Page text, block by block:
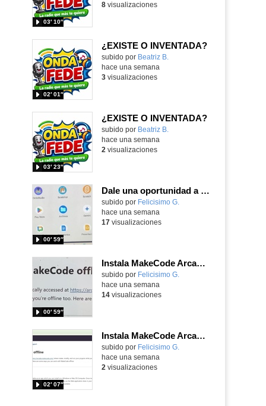
03′ 10″
8visualizaciones
¿EXISTE O INVENTADA?
Contenido educativo.
subido por Beatriz B.
02′ 01″
hace una semana
3visualizaciones
¿EXISTE O INVENTADA?
Contenido educativo.
subido por Beatriz B.
03′ 23″
hace una semana
2 visualizaciones
Dale una oportunidad a los Chromebooks y utiliza un proyector para realizar talleres si no tienes pantallas táctiles
Contenido educativo.
subido por Felicisimo G.
00′ 59″
hace una semana
17visualizaciones
Instala MakeCode Arcade para trabajar offline en tu tablet, ordenador, Chromebook
Contenido educativo.
subido por Felicisimo G.
00′ 59″
hace una semana
14visualizaciones
Instala MakeCode Arcade offline para programar grandes juegos sin necesidad de Internet
Contenido educativo.
subido por Felicisimo G.
02′ 07″
hace una semana
2 visualizaciones